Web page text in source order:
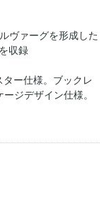
ヴァーグを形成した
収録
ー仕様。ブックレ
ジデザイン仕様。